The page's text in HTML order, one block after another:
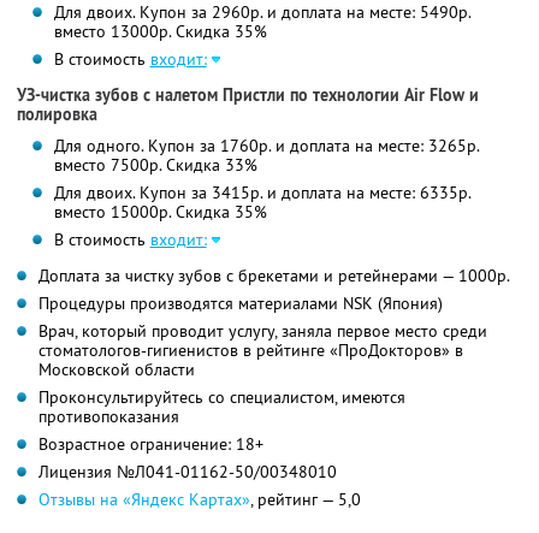
Для двоих. Купон за 2960р. и доплата на месте: 5490р.
вместо 13000р. Скидка 35%
В стоимость входит:
УЗ-чистка зубов с налетом Пристли по технологии Air Flow и
полировка
Для одного. Купон за 1760р. и доплата на месте: 3265р.
вместо 7500р. Скидка 33%
Для двоих. Купон за 3415р. и доплата на месте: 6335р.
вместо 15000р. Скидка 35%
В стоимость входит:
Доплата за чистку зубов с брекетами и ретейнерами — 1000р.
Процедуры производятся материалами NSK (Япония)
Врач, который проводит услугу, заняла первое место среди
стоматологов-гигиенистов в рейтинге «ПроДокторов» в
Московской области
Проконсультируйтесь со специалистом, имеются
противопоказания
Возрастное ограничение: 18+
Лицензия №Л041-01162-50/00348010
Отзывы на «Яндекс Картах», рейтинг — 5,0